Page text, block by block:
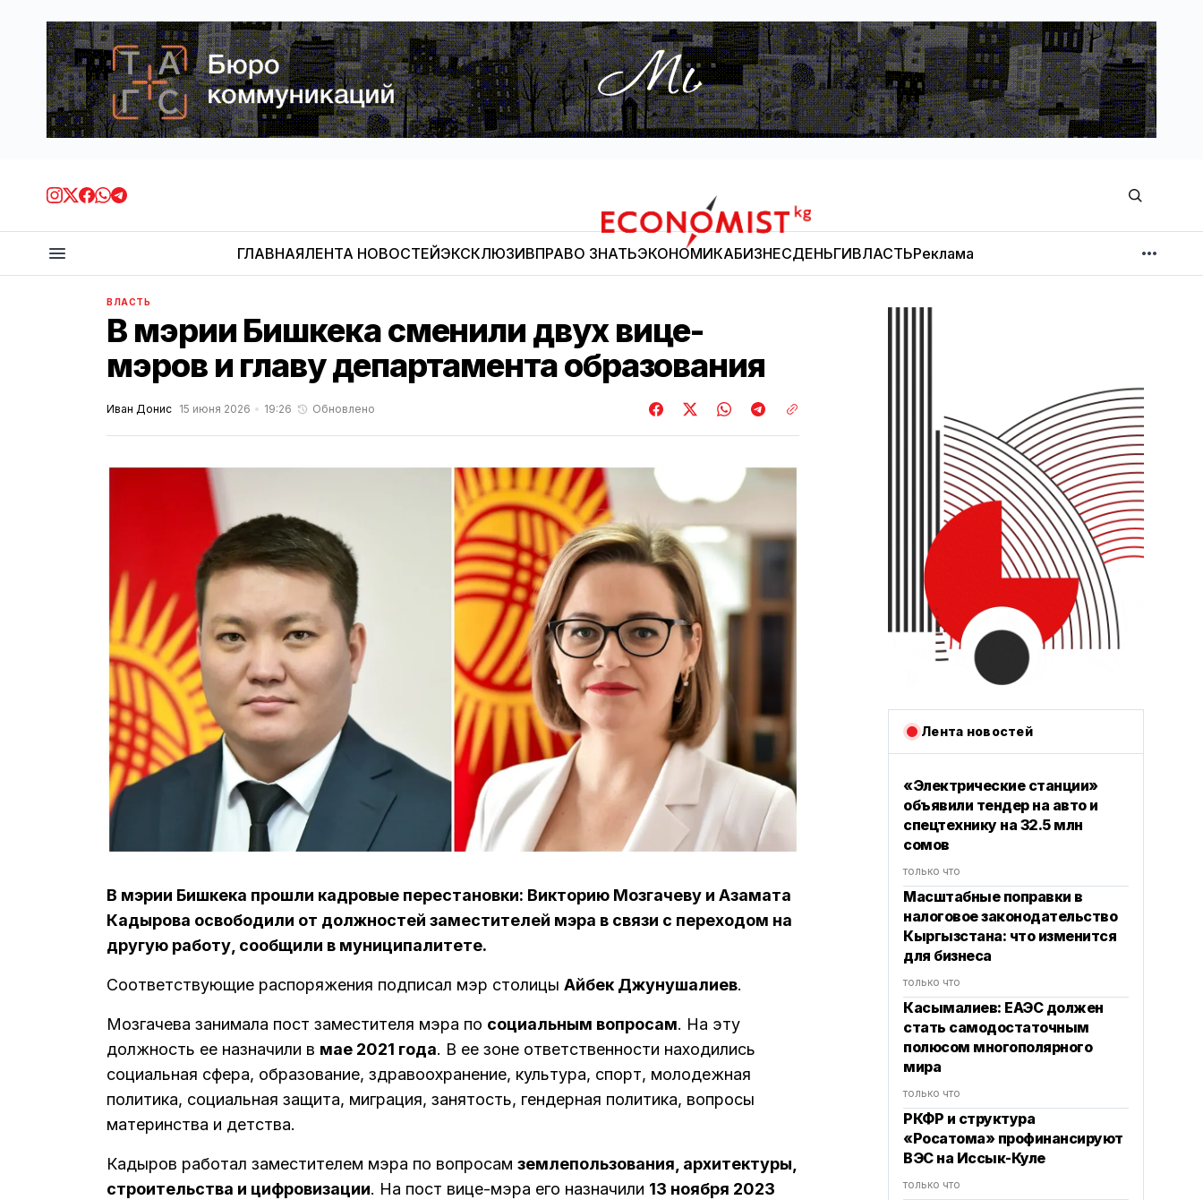
Economist.kg
ГЛАВНАЯЛЕНТА НОВОСТЕЙЭКСКЛЮЗИВПРАВО ЗНАТЬЭКОНОМИКАБИЗНЕСДЕНЬГИВЛАСТЬРеклама
МНЕНИЕ
ВЛАСТЬ
В мэрии Бишкека сменили двух вице-
мэров и главу департамента образования
Иван Донис 15 июня 2026 19:26 Обновлено
В мэрии Бишкека прошли кадровые перестановки: Викторию Мозгачеву и Азамата
Кадырова освободили от должностей заместителей мэра в связи с переходом на
другую работу, сообщили в муниципалитете.
Соответствующие распоряжения подписал мэр столицы Айбек Джунушалиев.
Мозгачева занимала пост заместителя мэра по социальным вопросам. На эту
должность ее назначили в мае 2021 года. В ее зоне ответственности находились
социальная сфера, образование, здравоохранение, культура, спорт, молодежная
политика, социальная защита, миграция, занятость, гендерная политика, вопросы
материнства и детства.
Кадыров работал заместителем мэра по вопросам землепользования, архитектуры,
строительства и цифровизации. На пост вице-мэра его назначили 13 ноября 2023
Лента новостей
«Электрические станции»
объявили тендер на авто и
спецтехнику на 32.5 млн
сомов
только что
Масштабные поправки в
налоговое законодательство
Кыргызстана: что изменится
для бизнеса
только что
Касымалиев: ЕАЭС должен
стать самодостаточным
полюсом многополярного
мира
только что
РКФР и структура
«Росатома» профинансируют
ВЭС на Иссык-Куле
только что